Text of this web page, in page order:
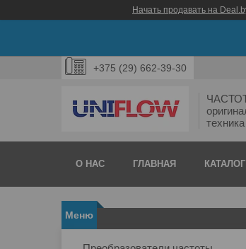
Начать продавать на
+375 (29) 662-39-30
техника
О НАС ГЛАВНАЯ КАТАЛОГ